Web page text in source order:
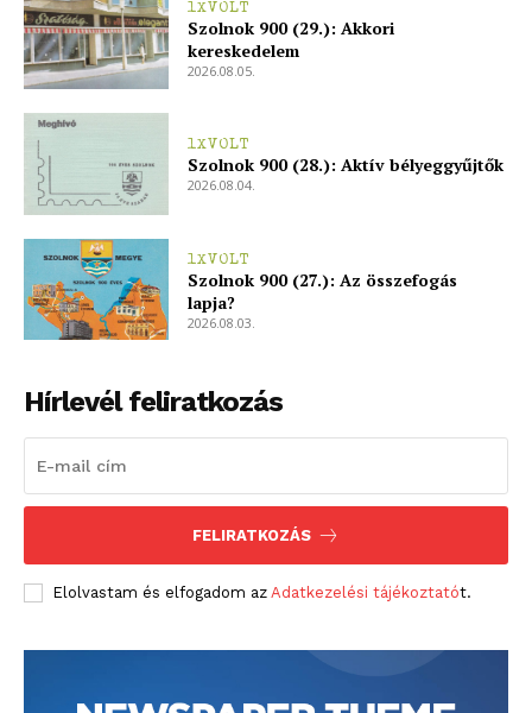
blogSZOLNOK
1XVOLT
Szolnok 900 (29.): Akkori
kereskedelem
2026.08.05.
1XVOLT
Szolnok 900 (28.): Aktív bélyeggyűjtők
2026.08.04.
1XVOLT
Szolnok 900 (27.): Az összefogás
lapja?
2026.08.03.
Hírlevél feliratkozás
FELIRATKOZÁS
Elolvastam és elfogadom az Adatkezelési tájékoztatót.